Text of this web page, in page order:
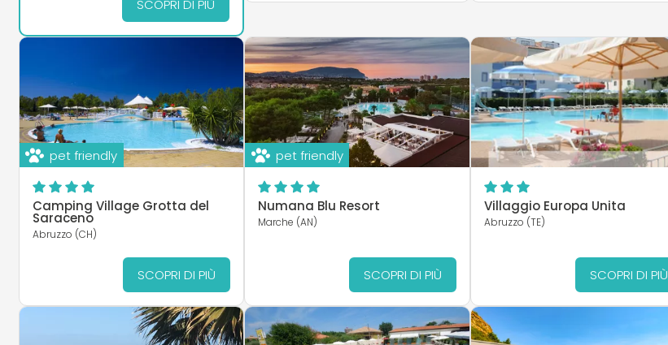
SCOPRI DI PIÙ
pet friendly
Camping Village Grotta del
Saraceno
Abruzzo (CH)
SCOPRI DI PIÙ
pet friendly
Numana Blu Resort
Marche (AN)
SCOPRI DI PIÙ
Villaggio Europa Unita
Abruzzo (TE)
SCOPRI DI PIÙ